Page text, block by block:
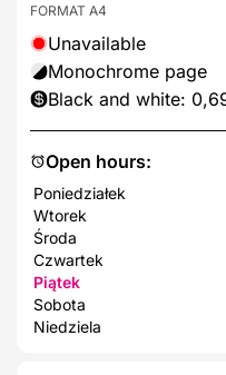
Open hours:
Poniedziałek
Wtorek
Środa
Czwartek
Piątek
Sobota
Niedziela
FORMAT A4
Unavailable
Monochrome page
Black and white: